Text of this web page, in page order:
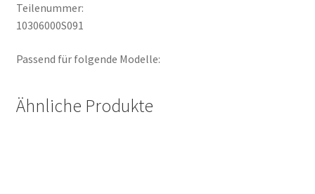
Teilenummer:
10306000S091
Passend für folgende Modelle:
Ähnliche Produkte